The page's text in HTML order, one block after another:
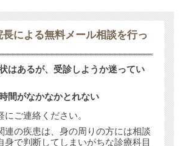
長による無料メール相談を行っ
はあるが、受診しようか迷ってい
間がなかなかとれない
ご連絡ください。
連の疾患は、身の周りの方には相談
身で判断してしまいがちな診療科目